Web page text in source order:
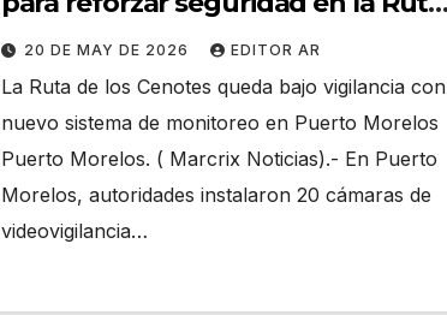
de los Cenotes
20 DE MAY DE 2026 EDITOR AR
La Ruta de los Cenotes queda bajo vigilancia con
nuevo sistema de monitoreo en Puerto Morelos
Puerto Morelos. ( Marcrix Noticias).- En Puerto
Morelos, autoridades instalaron 20 cámaras de
videovigilancia…